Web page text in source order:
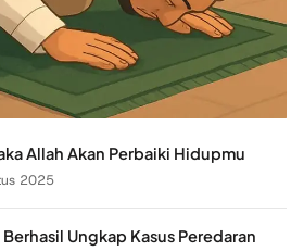
Allah Akan Perbaiki Hidupmu
2025
Ungkap Kasus Peredaran